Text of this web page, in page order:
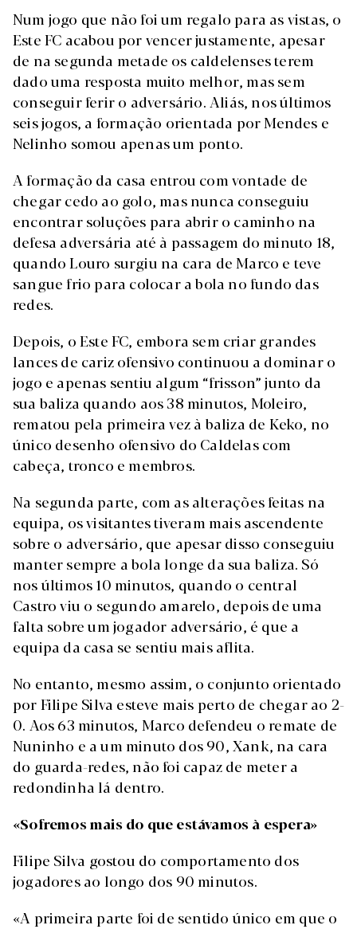
Num jogo que não foi um regalo para as vistas, o
Este FC acabou por vencer justamente, apesar
de na segunda metade os caldelenses terem
dado uma resposta muito melhor, mas sem
conseguir ferir o adversário. Aliás, nos últimos
seis jogos, a formação orientada por Mendes e
Nelinho somou apenas um ponto.
A formação da casa entrou com vontade de
chegar cedo ao golo, mas nunca conseguiu
encontrar soluções para abrir o caminho na
defesa adversária até à passagem do minuto 18,
quando Louro surgiu na cara de Marco e teve
sangue frio para colocar a bola no fundo das
redes.
Depois, o Este FC, embora sem criar grandes
lances de cariz ofensivo continuou a dominar o
jogo e apenas sentiu algum “frisson” junto da
sua baliza quando aos 38 minutos, Moleiro,
rematou pela primeira vez à baliza de Keko, no
único desenho ofensivo do Caldelas com
cabeça, tronco e membros.
Na segunda parte, com as alterações feitas na
equipa, os visitantes tiveram mais ascendente
sobre o adversário, que apesar disso conseguiu
manter sempre a bola longe da sua baliza. Só
nos últimos 10 minutos, quando o central
Castro viu o segundo amarelo, depois de uma
falta sobre um jogador adversário, é que a
equipa da casa se sentiu mais aflita.
No entanto, mesmo assim, o conjunto orientado
por Filipe Silva esteve mais perto de chegar ao 2-
0. Aos 63 minutos, Marco defendeu o remate de
Nuninho e a um minuto dos 90, Xank, na cara
do guarda-redes, não foi capaz de meter a
redondinha lá dentro.
«Sofremos mais do que estávamos à espera»
Filipe Silva gostou do comportamento dos
jogadores ao longo dos 90 minutos.
«A primeira parte foi de sentido único em que o